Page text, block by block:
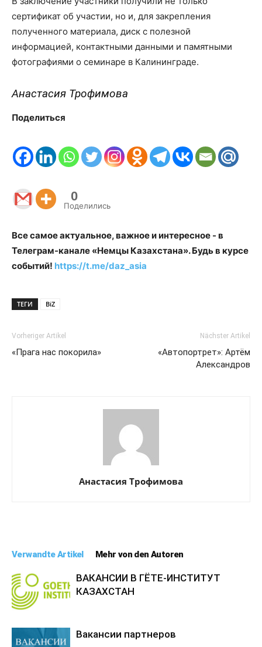
сертификат об участии, но и, для закрепления
полученного материала, диск с полезной
информацией, контактными данными и памятными
фотографиями о семинаре в Калининграде.
Анастасия Трофимова
Поделиться
0
Поделились
Все самое актуальное, важное и интересное - в
Телеграм-канале «Немцы Казахстана». Будь в курсе
событий! https://t.me/daz_asia
ТЕГИ BiZ
Vorheriger Artikel
«Прага нас покорила»
Nächster Artikel
«Автопортрет»: Артём
Александров
Анастасия Трофимова
Verwandte Artikel Mehr von den Autoren
ВАКАНСИИ В ГЁТЕ-ИНСТИТУТ
КАЗАХСТАН
Вакансии партнеров